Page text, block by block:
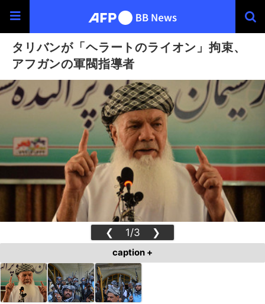
タリバンが「ヘラートのライオン」拘束、
アフガンの軍閥指導者
❮ 1/3 ❯
caption +